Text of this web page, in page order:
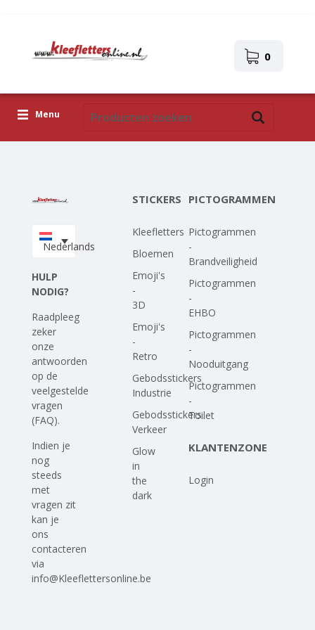
0
Menu
Upload je eigen ontwerp
Nederlands
HULP
NODIG?
Raadpleeg
zeker
onze
antwoorden
op de
veelgestelde
vragen
(FAQ).
Indien je
nog
steeds
met
vragen zit
kan je
ons
contacteren
via
info@Kleeflettersonline.be
STICKERS
Kleefletters
Bloemen
Emoji's
-
3D
Emoji's
-
Retro
Gebodsstickers
Industrie
Gebodsstickers
Verkeer
Glow
in
the
dark
PICTOGRAMMEN
Pictogrammen
-
Brandveiligheid
Pictogrammen
-
EHBO
Pictogrammen
-
Nooduitgang
Pictogrammen
-
Toilet
KLANTENZONE
Login